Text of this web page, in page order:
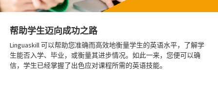
帮助学生迈向成功之路
Linguaskill 可以帮助您准确而高效地衡量学生的英语水平，了解学
生能否入学、毕业，或衡量其进步情况。如此一来，您便可以确
信，学生已经掌握了出色应对课程所需的英语技能。